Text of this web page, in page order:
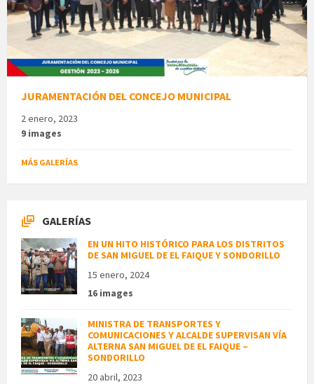
JURAMENTACIÓN DEL CONCEJO MUNICIPAL
2 enero, 2023
9 images
MÁS GALERÍAS
GALERÍAS
EN UN HITO HISTÓRICO PARA LOS DISTRITOS
DE SAN MIGUEL DE EL FAIQUE Y SONDORILLO
15 enero, 2024
16 images
MINISTRA DE TRANSPORTES Y
COMUNICACIONES Y ALCALDE SUPERVISAN VÍA
ALTERNA SAN MIGUEL DE EL FAIQUE –
SONDORILLO
20 abril, 2023